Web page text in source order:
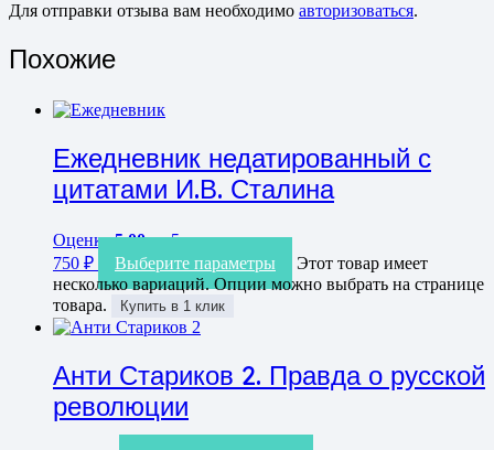
Для отправки отзыва вам необходимо авторизоваться.
Похожие
Ежедневник недатированный с
цитатами И.В. Сталина
Оценка5.00из 5
750 ₽ Выберите параметры
Этот товар имеет
несколько вариаций. Опции можно выбрать на странице
товара.
Купить в 1 клик
Анти Стариков 2. Правда о русской
революции